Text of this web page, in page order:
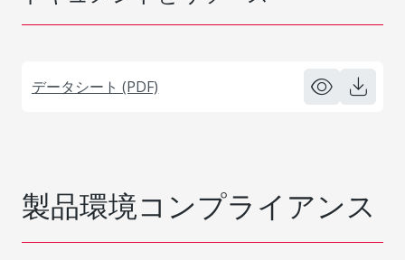
データシート (PDF)
製品環境コンプライアンス